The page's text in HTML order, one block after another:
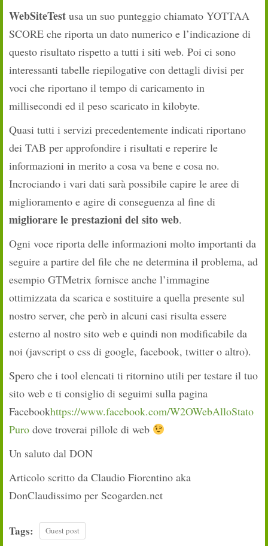
WebSiteTest usa un suo punteggio chiamato YOTTAA
SCORE che riporta un dato numerico e l’indicazione di
questo risultato rispetto a tutti i siti web. Poi ci sono
interessanti tabelle riepilogative con dettagli divisi per
voci che riportano il tempo di caricamento in
millisecondi ed il peso scaricato in kilobyte.
Quasi tutti i servizi precedentemente indicati riportano
dei TAB per approfondire i risultati e reperire le
informazioni in merito a cosa va bene e cosa no.
Incrociando i vari dati sarà possibile capire le aree di
miglioramento e agire di conseguenza al fine di
migliorare le prestazioni del sito web.
Ogni voce riporta delle informazioni molto importanti da
seguire a partire del file che ne determina il problema, ad
esempio GTMetrix fornisce anche l’immagine
ottimizzata da scarica e sostituire a quella presente sul
nostro server, che però in alcuni casi risulta essere
esterno al nostro sito web e quindi non modificabile da
noi (javscript o css di google, facebook, twitter o altro).
Spero che i tool elencati ti ritornino utili per testare il tuo
sito web e ti consiglio di seguimi sulla pagina
Facebookhttps://www.facebook.com/W2OWebAlloStato
Puro dove troverai pillole di web
Un saluto dal DON
Articolo scritto da Claudio Fiorentino aka
DonClaudissimo per Seogarden.net
Tags: Guest post